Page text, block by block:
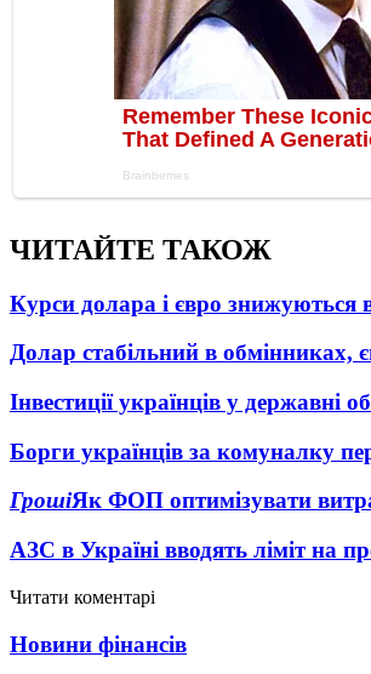
ЧИТАЙТЕ ТАКОЖ
Курси долара і євро знижуються
Долар стабільний в обмінниках,
Інвестиції українців у державні
Борги українців за комуналку
ГрошіЯк ФОП оптимізувати
АЗС в Україні вводять ліміт на
Читати коментарі
Новини фінансів